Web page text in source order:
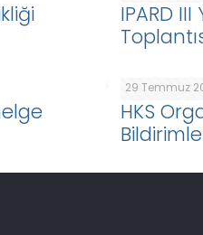
IPARD
29 Temmuz
HKS